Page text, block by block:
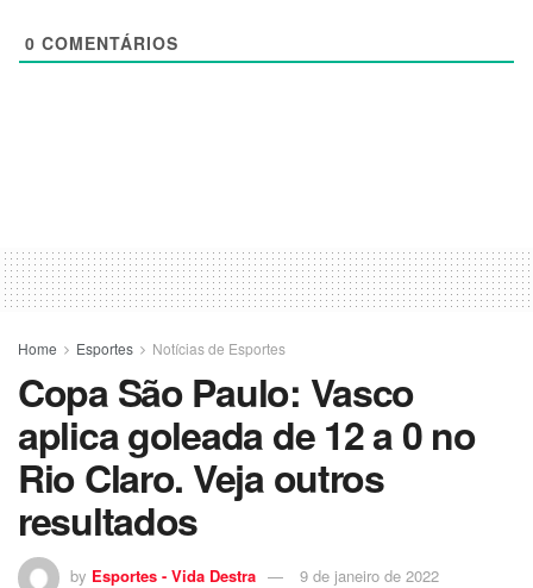
0 COMENTÁRIOS
Home Esportes Notícias de Esportes
Copa São Paulo: Vasco
aplica goleada de 12 a 0 no
Rio Claro. Veja outros
resultados
by Esportes - Vida Destra 9 de janeiro de 2022